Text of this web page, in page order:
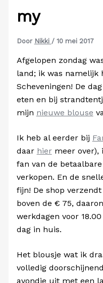
my
Door Nikki / 10 mei 2017
Afgelopen zondag
land; ik was namelijk
Scheveningen! De
eten en bij
mijn nieuwe blouse
Ik heb al eerder bij
daar hiermeer over),
fan van de
verkopen. En de
fijn! De shop
boven de € 75,
werkdagen voor
dag in huis.
Het blousje wat ik
volledig
avondje uit met een